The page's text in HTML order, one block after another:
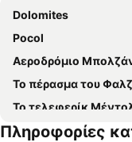
Dolomites
Pocol
Αεροδρόμιο
Το πέρασμα του
Το τελεφερίκ
Σέλλα Ρόντα
Πληροφορίες